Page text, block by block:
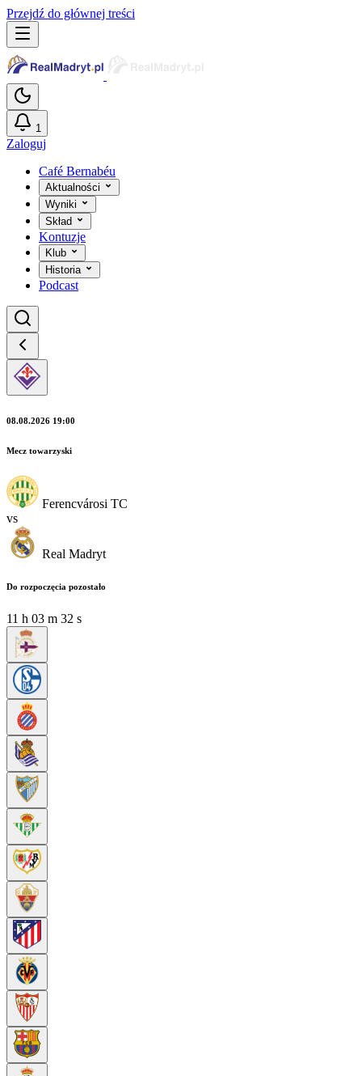
Przejdź do głównej treści
1
Zaloguj
Café Bernabéu
Aktualności
Wyniki
Skład
Kontuzje
Klub
Historia
Podcast
08.08.2026 19:00
Mecz towarzyski
Ferencvárosi TC
vs
Real Madryt
Do rozpoczęcia pozostało
11 h 03 m 31 s